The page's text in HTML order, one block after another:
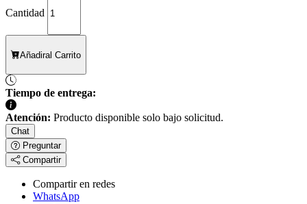
Cantidad
Añadiral Carrito
Tiempo de entrega:
Atención: Producto disponible solo bajo solicitud.
Chat
Preguntar
Compartir
Compartir en redes
WhatsApp